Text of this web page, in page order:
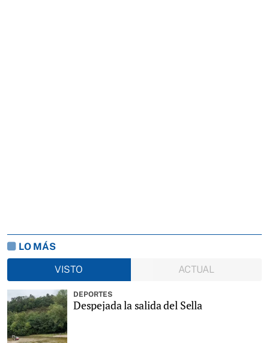
LO MÁS
VISTO
ACTUAL
DEPORTES
Despejada la salida del Sella